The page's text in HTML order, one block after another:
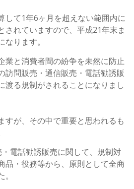
して1年6ヶ月を超えない範囲内に
されていますので、平成21年末ま
ります。
業と消費者間の紛争を未然に防止
訪問販売・通信販売・電話勧誘販
渡る規制がされることになりまし
すが、その中で重要と思われるも
電話勧誘販売に関して、規制対
品・役務等から、原則として全商